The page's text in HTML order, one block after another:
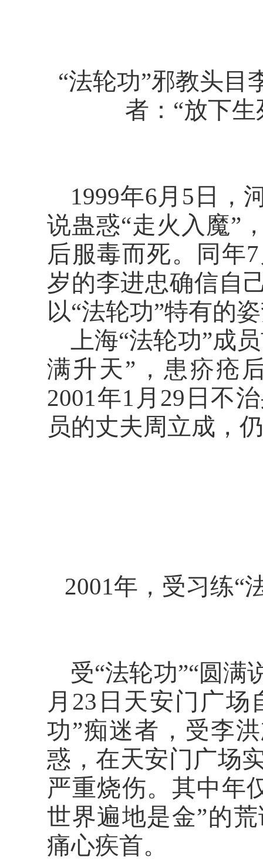
“法轮功”邪教头目
者：“放下
1999年6月5日，
说蛊惑“走火入魔”
后服毒而死。同年
岁的李进忠确信自
以“法轮功”特有的
上海“法轮功”成
满升天”，患疥疮
2001年1月29日不
员的丈夫周立成，
2001年，受习练“
受“法轮功”“圆满
月23日天安门广
功”痴迷者，受李
惑，在天安门广场
严重烧伤。其中年
世界遍地是金”的
痛心疾首。